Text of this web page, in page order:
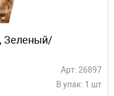
Зеленый/
Арт: 26897
В упак: 1 шт